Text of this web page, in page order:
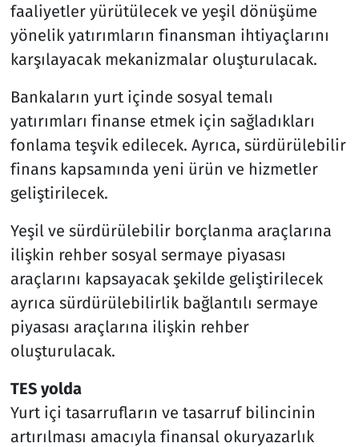
faaliyetler yürütülecek ve yeşil dönüşüme
yönelik yatırımların finansman ihtiyaçlarını
karşılayacak mekanizmalar oluşturulacak.
Bankaların yurt içinde sosyal temalı
yatırımları finanse etmek için sağladıkları
fonlama teşvik edilecek. Ayrıca, sürdürülebilir
finans kapsamında yeni ürün ve hizmetler
geliştirilecek.
Yeşil ve sürdürülebilir borçlanma araçlarına
ilişkin rehber sosyal sermaye piyasası
araçlarını kapsayacak şekilde geliştirilecek
ayrıca sürdürülebilirlik bağlantılı sermaye
piyasası araçlarına ilişkin rehber
oluşturulacak.
TES yolda
Yurt içi tasarrufların ve tasarruf bilincinin
artırılması amacıyla finansal okuryazarlık